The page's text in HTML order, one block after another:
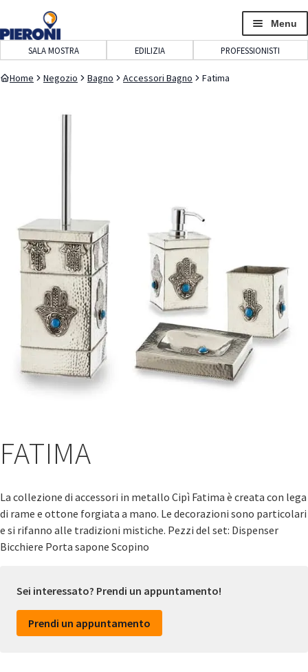
navigazione
contenuto
Menu
SALA MOSTRA EDILIZIA PROFESSIONISTI
Home Negozio Bagno Accessori Bagno Fatima
FATIMA
La collezione di accessori in metallo Cipì Fatima è creata con lega
di rame e ottone forgiata a mano. Le decorazioni sono particolari
e si rifanno alle tradizioni mistiche. Pezzi del set: Dispenser
Bicchiere Porta sapone Scopino
Sei interessato? Prendi un appuntamento!
Prendi un appuntamento